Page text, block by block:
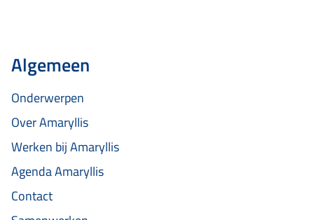
Algemeen
Onderwerpen
Over Amaryllis
Werken bij Amaryllis
Agenda Amaryllis
Contact